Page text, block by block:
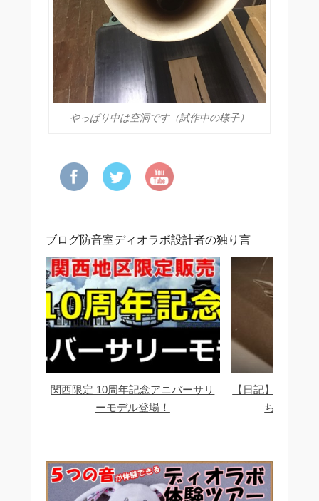
やっぱり中は空洞です（試作中の様子）
ブログ防音室ディオラボ設計者の独り言
関西限定 10周年記念アニバーサリ
ーモデル登場！
【日記】音の苦
ちり対応